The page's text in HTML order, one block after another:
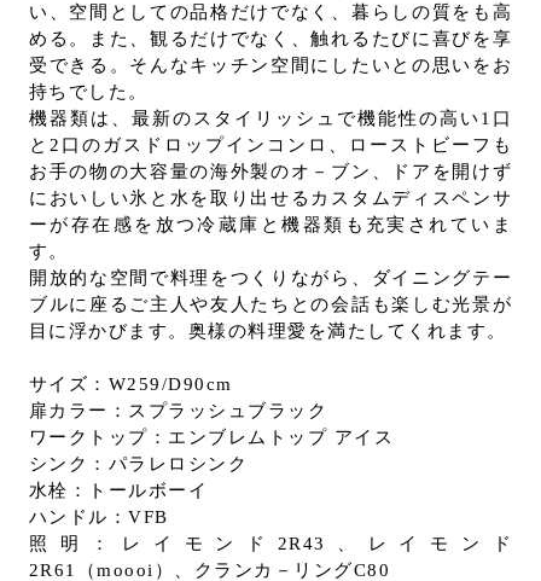
オンライン見積もり ショールームを探す
い、空間としての品格だけでなく、暮らしの質をも高
める。また、観るだけでなく、触れるたびに喜びを享
受できる。そんなキッチン空間にしたいとの思いをお
持ちでした。
機器類は、最新のスタイリッシュで機能性の高い1口
と2口のガスドロップインコンロ、ローストビーフも
お手の物の大容量の海外製のオ－ブン、ドアを開けず
においしい氷と水を取り出せるカスタムディスペンサ
ーが存在感を放つ冷蔵庫と機器類も充実されていま
す。
開放的な空間で料理をつくりながら、ダイニングテー
ブルに座るご主人や友人たちとの会話も楽しむ光景が
目に浮かびます。奥様の料理愛を満たしてくれます。
サイズ：W259/D90cm
扉カラー：スプラッシュブラック
ワークトップ：エンブレムトップ アイス
シンク：パラレロシンク
水栓：トールボーイ
ハンドル：VFB
照明：レイモンド2R43、レイモンド
2R61（moooi）、クランカ－リングC80